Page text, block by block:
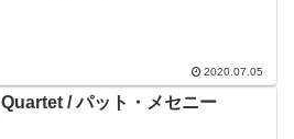
2020.07.05
Quartet / パット・メセニー